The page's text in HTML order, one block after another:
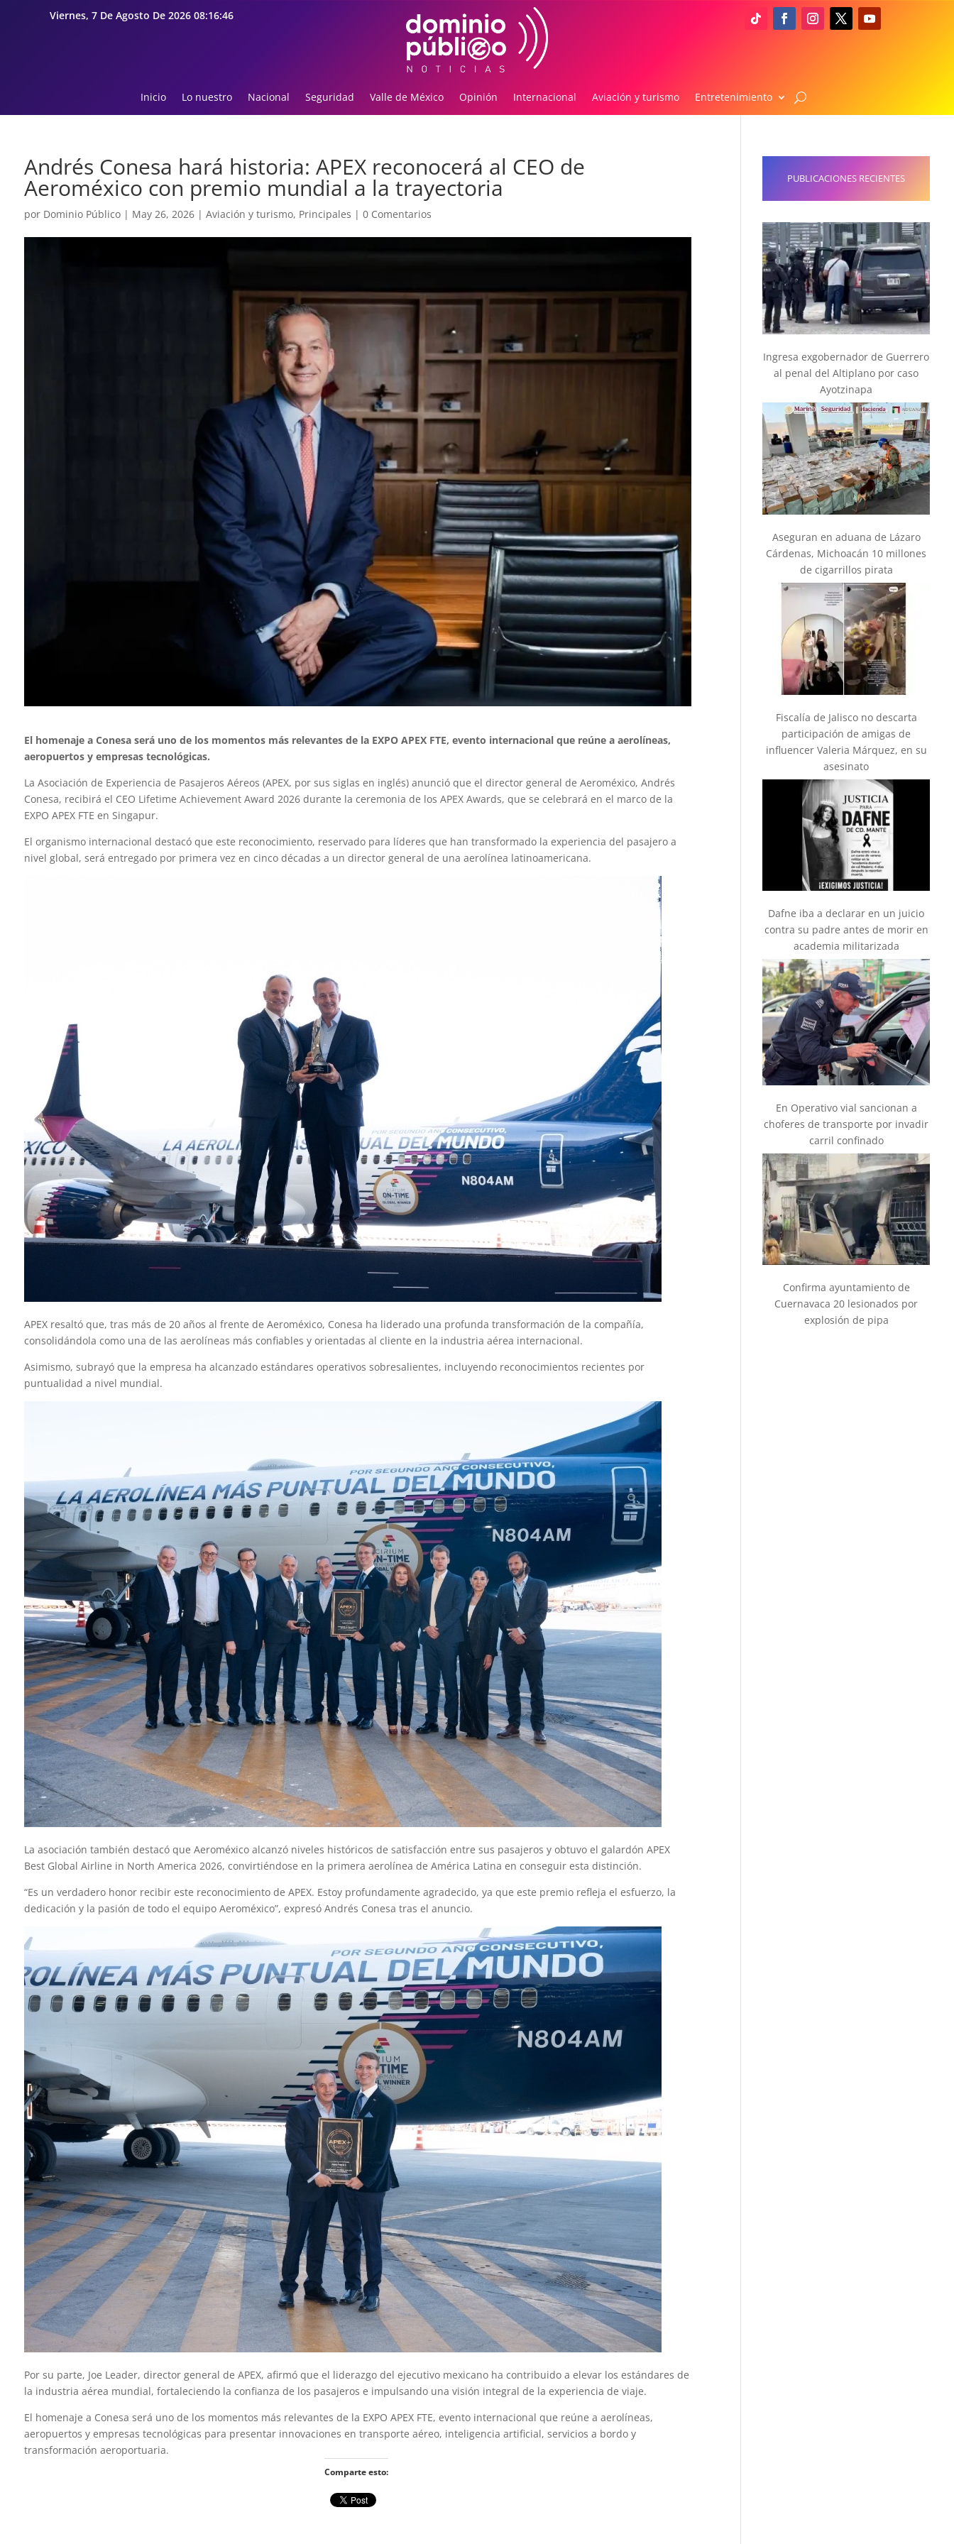
Viernes, 7 De Agosto De 2026 08:16:48
Inicio Lo nuestro Nacional Seguridad Valle de México Opinión Internacional Aviación y turismo Entretenimiento
Andrés Conesa hará historia: APEX reconocerá al CEO de
Aeroméxico con premio mundial a la trayectoria
por Dominio Público| May 26, 2026| Aviación y turismo, Principales | 0 Comentarios
El homenaje a Conesa será uno de los momentos más relevantes de la EXPO APEX FTE, evento internacional que reúne a aerolíneas,
aeropuertos y empresas tecnológicas.
La Asociación de Experiencia de Pasajeros Aéreos (APEX, por sus siglas en inglés) anunció que el director general de Aeroméxico, Andrés
Conesa, recibirá el CEO Lifetime Achievement Award 2026 durante la ceremonia de los APEX Awards, que se celebrará en el marco de la
EXPO APEX FTE en Singapur.
El organismo internacional destacó que este reconocimiento, reservado para líderes que han transformado la experiencia del pasajero a
nivel global, será entregado por primera vez en cinco décadas a un director general de una aerolínea latinoamericana.
APEX resaltó que, tras más de 20 años al frente de Aeroméxico, Conesa ha liderado una profunda transformación de la compañía,
consolidándola como una de las aerolíneas más confiables y orientadas al cliente en la industria aérea internacional.
Asimismo, subrayó que la empresa ha alcanzado estándares operativos sobresalientes, incluyendo reconocimientos recientes por
puntualidad a nivel mundial.
La asociación también destacó que Aeroméxico alcanzó niveles históricos de satisfacción entre sus pasajeros y obtuvo el galardón APEX
Best Global Airline in North America 2026, convirtiéndose en la primera aerolínea de América Latina en conseguir esta distinción.
“Es un verdadero honor recibir este reconocimiento de APEX. Estoy profundamente agradecido, ya que este premio refleja el esfuerzo, la
dedicación y la pasión de todo el equipo Aeroméxico”, expresó Andrés Conesa tras el anuncio.
Por su parte, Joe Leader, director general de APEX, afirmó que el liderazgo del ejecutivo mexicano ha contribuido a elevar los estándares de
la industria aérea mundial, fortaleciendo la confianza de los pasajeros e impulsando una visión integral de la experiencia de viaje.
El homenaje a Conesa será uno de los momentos más relevantes de la EXPO APEX FTE, evento internacional que reúne a aerolíneas,
aeropuertos y empresas tecnológicas para presentar innovaciones en transporte aéreo, inteligencia artificial, servicios a bordo y
transformación aeroportuaria.
Comparte esto:
PUBLICACIONES RECIENTES
Ingresa exgobernador de Guerrero
al penal del Altiplano por caso
Ayotzinapa
Aseguran en aduana de Lázaro
Cárdenas, Michoacán 10 millones
de cigarrillos pirata
Fiscalía de Jalisco no descarta
participación de amigas de
influencer Valeria Márquez, en su
asesinato
Dafne iba a declarar en un juicio
contra su padre antes de morir en
academia militarizada
En Operativo vial sancionan a
choferes de transporte por invadir
carril confinado
Confirma ayuntamiento de
Cuernavaca 20 lesionados por
explosión de pipa